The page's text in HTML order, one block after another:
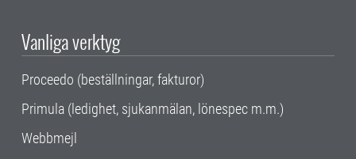
Vanliga verktyg
Proceedo (beställningar, fakturor)
Primula (ledighet, sjukanmälan, lönespec m.m.)
Webbmejl